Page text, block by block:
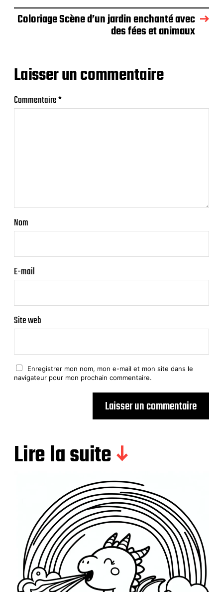
Coloriage Scène d’un jardin enchanté avec
des fées et animaux
Laisser un commentaire
Commentaire*
Nom
E-mail
Site web
Enregistrer mon nom, mon e-mail et mon site dans le
navigateur pour mon prochain commentaire.
Lire la suite